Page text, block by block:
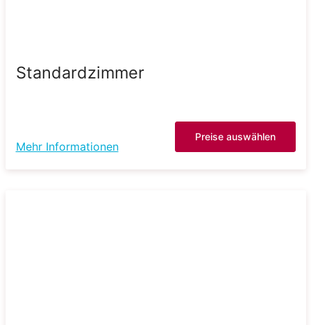
Standardzimmer
Mehr Informationen
Preise auswählen